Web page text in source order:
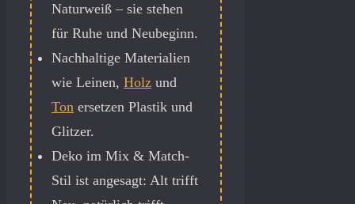
Naturweiß – sie stehen
für Ruhe und Neubeginn.
Nachhaltige Materialien
wie Leinen, Holz und
Ton ersetzen Plastik und
Glitzer.
Deko im Mix & Match-
Stil ist angesagt: Alt trifft